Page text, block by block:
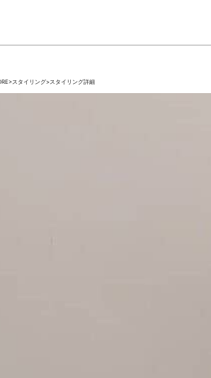
>スタイリング>スタイリング詳細